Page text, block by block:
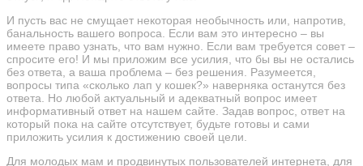
И пусть вас не смущает некоторая необычность или, напротив,
банальность вашего вопроса. Если вам это интересно – вы
имеете право узнать, что вам нужно. Если вам требуется совет –
спросите его! И мы приложим все усилия, что бы вы не остались
без ответа, а ваша проблема – без решения. Разумеется,
вопросы типа «сколько лап у кошек?» наверняка останутся без
ответа. Но любой актуальный и адекватный вопрос имеет
информативный ответ на нашем сайте. Задав вопрос, ответ на
который пока на сайте отсутствует, будьте готовы и сами
приложить усилия к достижению своей цели.
Для молодых мам и продвинутых пользователей интернета, для